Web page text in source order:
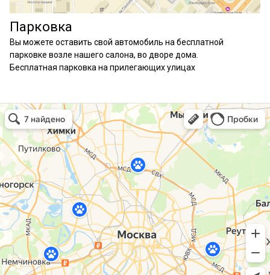
Парковка
Вы можете оставить свой автомобиль на бесплатной
парковке возле нашего салона, во дворе дома.
Бесплатная парковка на прилегающих улицах